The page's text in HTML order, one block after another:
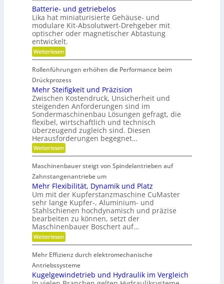
e
c
h
s
F
r
i
h
e
t
s
g
r
a
d
e
n
e
r
n
i
e
r
n
r
t
s
c
h
a
f
t
n
d
e
r
K
u
n
s
t
s
t
o
f
f
b
r
a
n
c
h
e
n
g
e
r
e
B
e
t
r
e
b
z
e
i
t
d
a
n
k
l
a
u
s
g
l
e
i
c
h
Batterie- und getriebelos
Lika hat miniaturisierte Gehäuse- und
modulare Kit-Absolutwert-Drehgeber mit
optischer oder magnetischer Abtastung
entwickelt.
Weiterlesen:
B
t
t
e
r
e
-
u
n
d
g
e
t
r
i
e
b
e
l
o
s
Rollenführungen erhöhen die Performance beim
Drückprozess
Mehr Steifigkeit und Präzision
Zwischen Kostendruck, Unsicherheit und
steigenden Anforderungen sind im
Sondermaschinenbau Lösungen gefragt, die
flexibel, wirtschaftlich und technisch
überzeugend zugleich sind. Diesen
Herausforderungen begegnet…
Weiterlesen:
M
h
r
S
t
e
i
f
i
g
k
e
i
t
n
d
P
Maschinenbauer steigt von Spindelantrieben auf
Zahnstangenantriebe um
Mehr Flexibilität, Dynamik und Platz
Um mit der Kupferstanzmaschine CuMaster
sehr lange Kupfer-, Aluminium- und
Stahlschienen hochdynamisch und präzise
bearbeiten zu können, setzt der
Maschinenbauer Boschert auf…
Weiterlesen:
M
h
r
F
l
Mehr Effizienz durch elektromechanische
Antriebssysteme
Kugelgewindetrieb und Hydraulik im Vergleich